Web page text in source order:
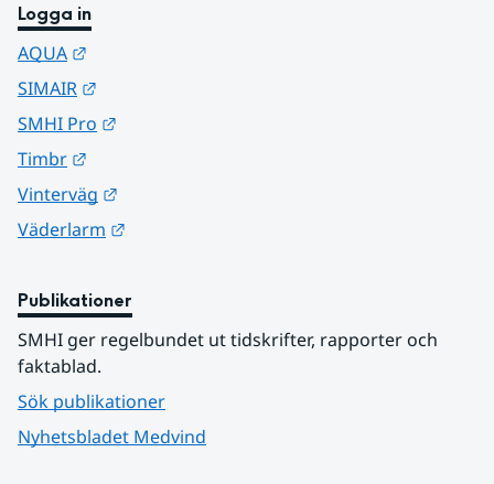
Logga in
AQUA
SIMAIR
SMHI Pro
Timbr
Vinterväg
Väderlarm
Publikationer
SMHI ger regelbundet ut tidskrifter, rapporter och
faktablad.
Sök publikationer
Nyhetsbladet Medvind